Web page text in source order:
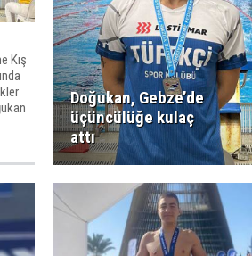
Kış
Doğukan, Gebze’de
üçüncülüğe kulaç
attı